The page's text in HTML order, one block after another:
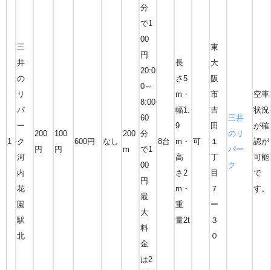
1
三
井
の
リ
パ
ー
ク
河
内
花
園
駅
北
200
円
100
円
600円 なし
200
m
分
で1
00
円
20:0
0～
8:00
60
分
で1
00
円
最
大
料
金
は2
8台
長
さ5
m・
幅1.
9
m・
高
さ2
m・
重
量2t
可
東
大
阪
市
吉
田
１
丁
目
７
ー
３
０
三井
のリ
パー
ク
空車
状況
が確
認が
可能
で
す。